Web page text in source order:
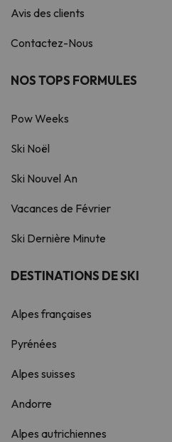
Avis des clients
Contactez-Nous
NOS TOPS FORMULES
Pow Weeks
Ski Noël
Ski Nouvel An
Vacances de Février
Ski Dernière Minute
DESTINATIONS DE SKI
Alpes françaises
Pyrénées
Alpes suisses
Andorre
Alpes autrichiennes